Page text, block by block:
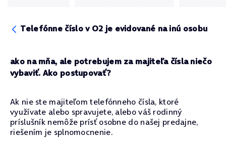
Telefónne číslo v O2 je evidované na inú osobu
ako na mňa, ale potrebujem za majiteľa čísla niečo
vybaviť. Ako postupovať?
Ak nie ste majiteľom telefónneho čísla, ktoré
využívate alebo spravujete, alebo váš rodinný
príslušník nemôže prísť osobne do našej predajne,
riešením je splnomocnenie.